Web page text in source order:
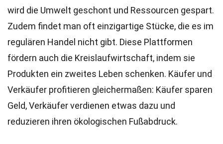
wird die Umwelt geschont und Ressourcen gespart.
Zudem findet man oft einzigartige Stücke, die es im
regulären Handel nicht gibt. Diese Plattformen
fördern auch die Kreislaufwirtschaft, indem sie
Produkten ein zweites Leben schenken. Käufer und
Verkäufer profitieren gleichermaßen: Käufer sparen
Geld, Verkäufer verdienen etwas dazu und
reduzieren ihren ökologischen Fußabdruck.